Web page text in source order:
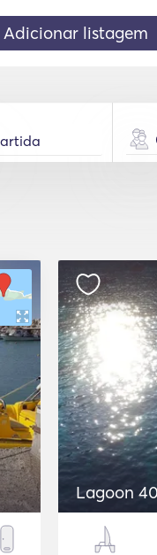
Adicionar listagem
Lagoon